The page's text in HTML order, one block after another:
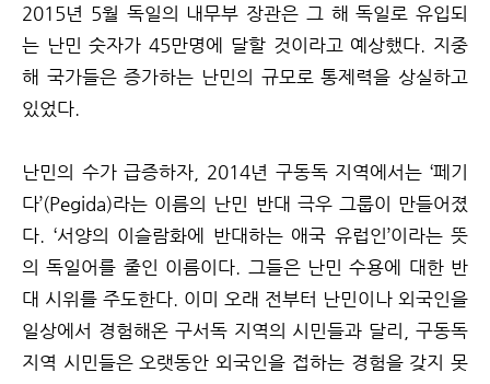
2015년 5월 독일의 내무부 장관은 그 해 독일로 유입되
는 난민 숫자가 45만명에 달할 것이라고 예상했다. 지중
해 국가들은 증가하는 난민의 규모로 통제력을 상실하고
있었다.
난민의 수가 급증하자, 2014년 구동독 지역에서는 ‘페기
다’(Pegida)라는 이름의 난민 반대 극우 그룹이 만들어졌
다. ‘서양의 이슬람화에 반대하는 애국 유럽인’이라는 뜻
의 독일어를 줄인 이름이다. 그들은 난민 수용에 대한 반
대 시위를 주도한다. 이미 오래 전부터 난민이나 외국인을
일상에서 경험해온 구서독 지역의 시민들과 달리, 구동독
지역 시민들은 오랫동안 외국인을 접하는 경험을 갖지 못